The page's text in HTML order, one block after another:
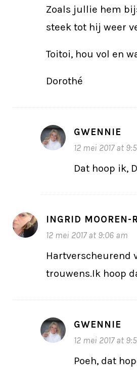
Zoals jullie hem
steek tot hij weer
Toitoi, hou vol en
Dorothé
GWENNIE
12 mei 2017 at
Dat hoop ik,
INGRID MOOREN-
12 mei 2017 at 9:06 am
Hartverscheurend
trouwens.Ik hoop
GWENNIE
12 mei 2017 at
Poeh, dat